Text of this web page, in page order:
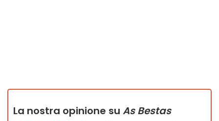
La nostra opinione su As Bestas